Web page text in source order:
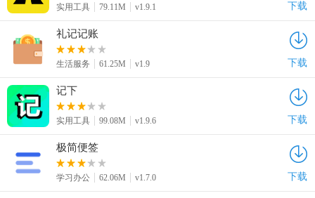
实用工具 79.11M v1.9.1 下载
礼记记账
生活服务 61.25M v1.9 下载
记下
实用工具 99.08M v1.9.6 下载
极简便签
学习办公 62.06M v1.7.0 下载